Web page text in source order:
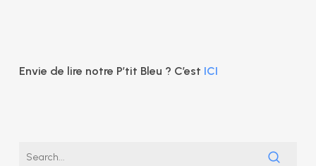
Envie de lire notre P’tit Bleu ? C’est ICI